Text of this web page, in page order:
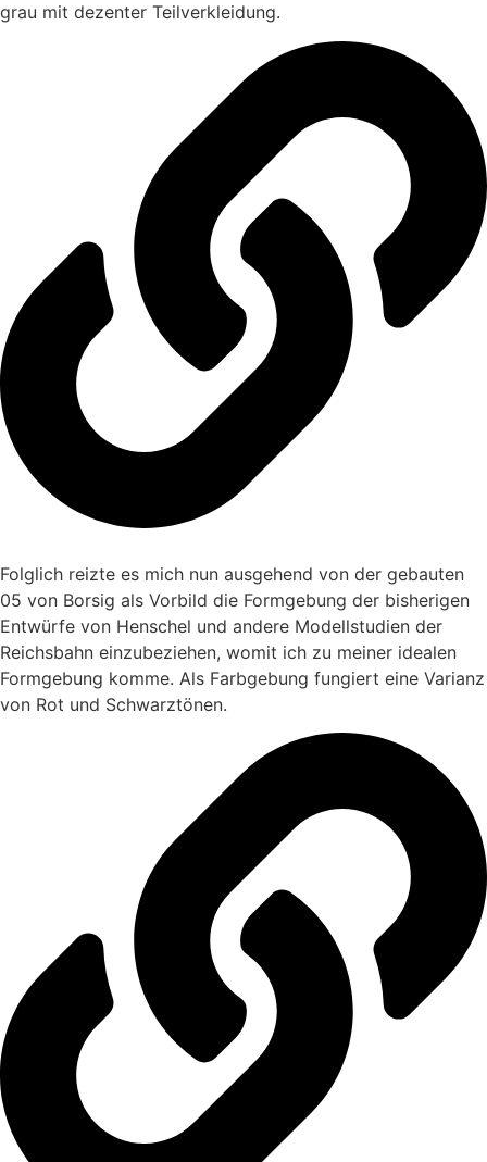
grau mit dezenter Teilverkleidung.
Folglich reizte es mich nun ausgehend von der gebauten
05 von Borsig als Vorbild die Formgebung der bisherigen
Entwürfe von Henschel und andere Modellstudien der
Reichsbahn einzubeziehen, womit ich zu meiner idealen
Formgebung komme. Als Farbgebung fungiert eine Varianz
von Rot und Schwarztönen.